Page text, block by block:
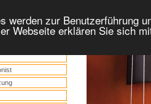
werden zur Benutzerführung
Webseite erklären Sie sich